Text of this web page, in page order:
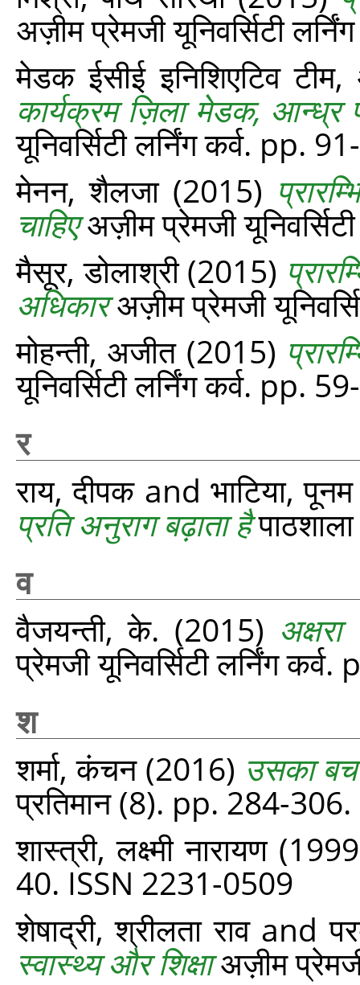
अज़ीम प्रेमजी यूनिवर्सिटी
मेडक ईसीई इनिशिएटिव
कार्यक्रम ज़िला मेडक, आन्ध्र
यूनिवर्सिटी लर्निंग कर्व. pp.
मेनन, शैलजा(2015)
चाहिएअज़ीम प्रेमजी
मैसूर, डोलाश्री(2015)
अधिकारअज़ीम प्रेमजी
मोहन्ती, अजीत(2015)
यूनिवर्सिटी लर्निंग कर्व. pp.
र
राय, दीपकand भाटिया, पूनम
प्रति अनुराग बढ़ाता है
व
वैजयन्ती, के. (2015)
प्रेमजी यूनिवर्सिटी लर्निंग
श
शर्मा, कंचन(2016) उसका
प्रतिमान (8). pp. 284-306.
शास्त्री, लक्ष्मी नारायण
40. ISSN 2231-0509
शेषाद्री, श्रीलता रावand
स्वास्थ्य और शिक्षाअज़ीम